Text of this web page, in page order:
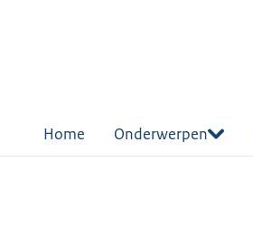
Home Onderwerpen